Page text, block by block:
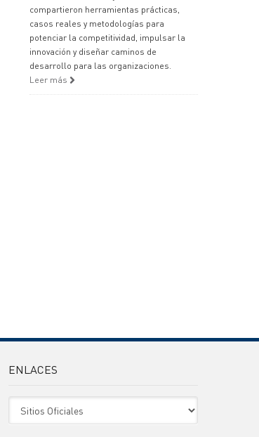
compartieron herramientas prácticas,
casos reales y metodologías para
potenciar la competitividad, impulsar la
innovación y diseñar caminos de
desarrollo para las organizaciones.
Leer más
ENLACES